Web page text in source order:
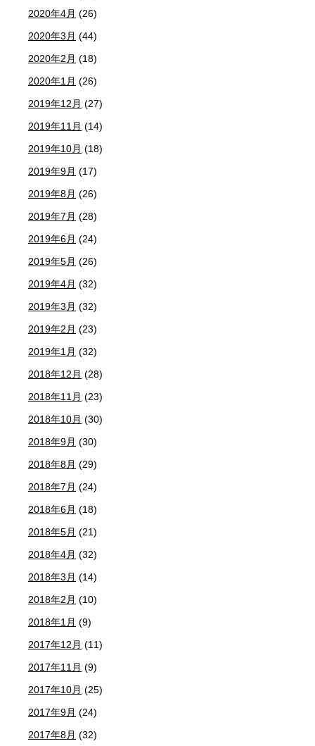
2020年4月 (26)
2020年3月 (44)
2020年2月 (18)
2020年1月 (26)
2019年12月 (27)
2019年11月 (14)
2019年10月 (18)
2019年9月 (17)
2019年8月 (26)
2019年7月 (28)
2019年6月 (24)
2019年5月 (26)
2019年4月 (32)
2019年3月 (32)
2019年2月 (23)
2019年1月 (32)
2018年12月 (28)
2018年11月 (23)
2018年10月 (30)
2018年9月 (30)
2018年8月 (29)
2018年7月 (24)
2018年6月 (18)
2018年5月 (21)
2018年4月 (32)
2018年3月 (14)
2018年2月 (10)
2018年1月 (9)
2017年12月 (11)
2017年11月 (9)
2017年10月 (25)
2017年9月 (24)
2017年8月 (32)